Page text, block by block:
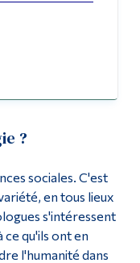
?
sociales. C'est
en tous lieux
s'intéressent
ce qu'ils ont en
l'humanité dans
êtes